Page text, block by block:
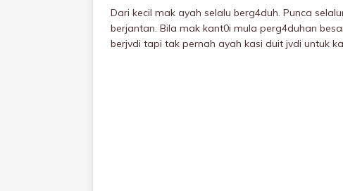
Dari kecil mak ayah selalu berg4duh. Punca
berjantan. Bila mak kant0i mula perg4duhan
berjvdi tapi tak pernah ayah kasi duit jvdi untuk